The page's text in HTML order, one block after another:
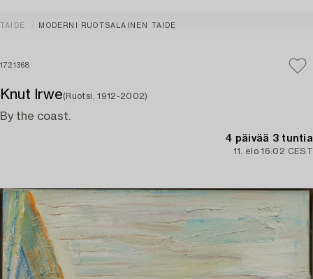
TAIDE MODERNI RUOTSALAINEN TAIDE
1721368
Knut Irwe(Ruotsi, 1912-2002)
By the coast.
4 päivää 3 tuntia
11. elo 16:02 CEST